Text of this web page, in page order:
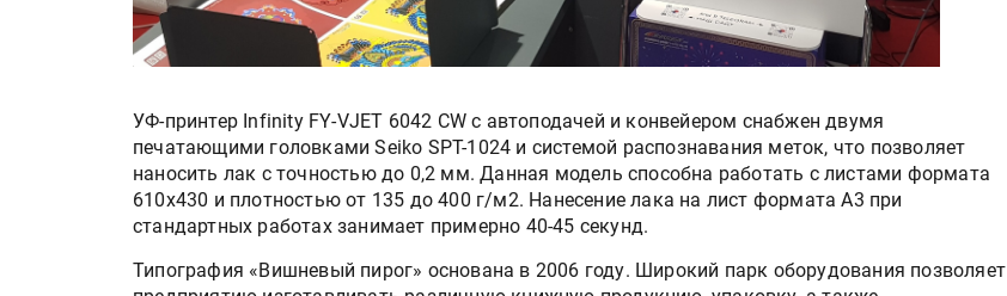
УФ-принтер Infinity FY-VJET 6042 CW с автоподачей и конвейером снабжен двумя
печатающими головками Seiko SPT-1024 и системой распознавания меток, что позволяет
наносить лак с точностью до 0,2 мм. Данная модель способна работать с листами формата
610х430 и плотностью от 135 до 400 г/м2. Нанесение лака на лист формата А3 при
стандартных работах занимает примерно 40-45 секунд.
Типография «Вишневый пирог» основана в 2006 году. Широкий парк оборудования позволяет